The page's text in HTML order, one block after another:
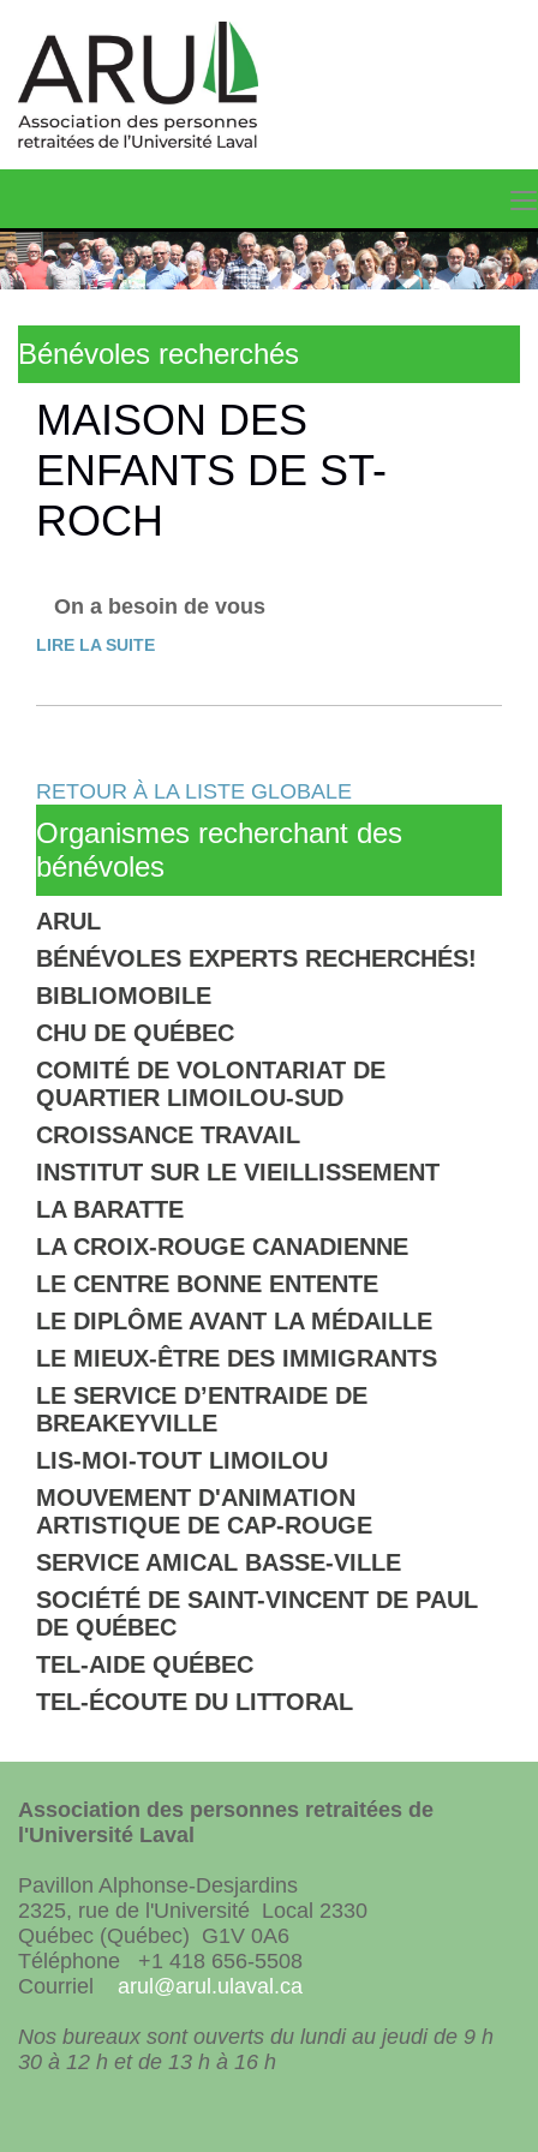
Bénévoles recherchés
MAISON DES
ENFANTS DE ST-
ROCH
On a besoin de vous
LIRE LA SUITE
RETOUR À LA LISTE GLOBALE
Organismes recherchant des
bénévoles
ARUL
BÉNÉVOLES EXPERTS RECHERCHÉS!
BIBLIOMOBILE
CHU DE QUÉBEC
COMITÉ DE VOLONTARIAT DE
QUARTIER LIMOILOU-SUD
CROISSANCE TRAVAIL
INSTITUT SUR LE VIEILLISSEMENT
LA BARATTE
LA CROIX-ROUGE CANADIENNE
LE CENTRE BONNE ENTENTE
LE DIPLÔME AVANT LA MÉDAILLE
LE MIEUX-ÊTRE DES IMMIGRANTS
LE SERVICE D’ENTRAIDE DE
BREAKEYVILLE
LIS-MOI-TOUT LIMOILOU
MOUVEMENT D'ANIMATION
ARTISTIQUE DE CAP-ROUGE
SERVICE AMICAL BASSE-VILLE
SOCIÉTÉ DE SAINT-VINCENT DE PAUL
DE QUÉBEC
TEL-AIDE QUÉBEC
TEL-ÉCOUTE DU LITTORAL
Association des personnes retraitées de
l'Université Laval
Pavillon Alphonse-Desjardins
2325, rue de l'Université Local 2330
Québec (Québec) G1V 0A6
Téléphone +1 418 656-5508
Courriel arul@arul.ulaval.ca
Nos bureaux sont ouverts du lundi au jeudi de 9 h
30 à 12 h et de 13 h à 16 h